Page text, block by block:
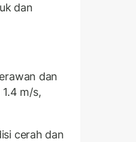
dan
dan
m/s,
cerah dan